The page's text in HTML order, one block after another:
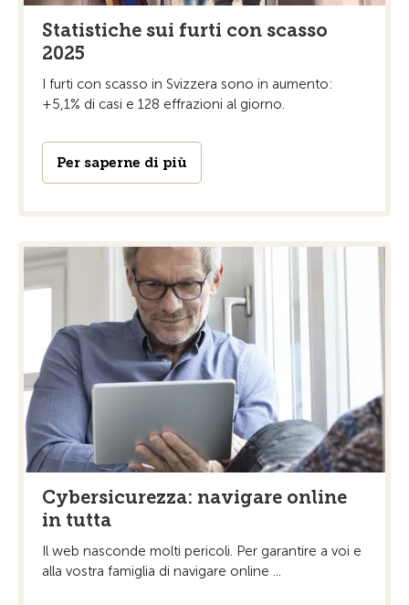
Statistiche sui furti con scasso
2025
I furti con scasso in Svizzera sono in aumento:
+5,1% di casi e 128 effrazioni al giorno.
Per saperne di più
Cybersicurezza: navigare online
in tutta
Il web nasconde molti pericoli. Per garantire a voi e
alla vostra famiglia di navigare online ...